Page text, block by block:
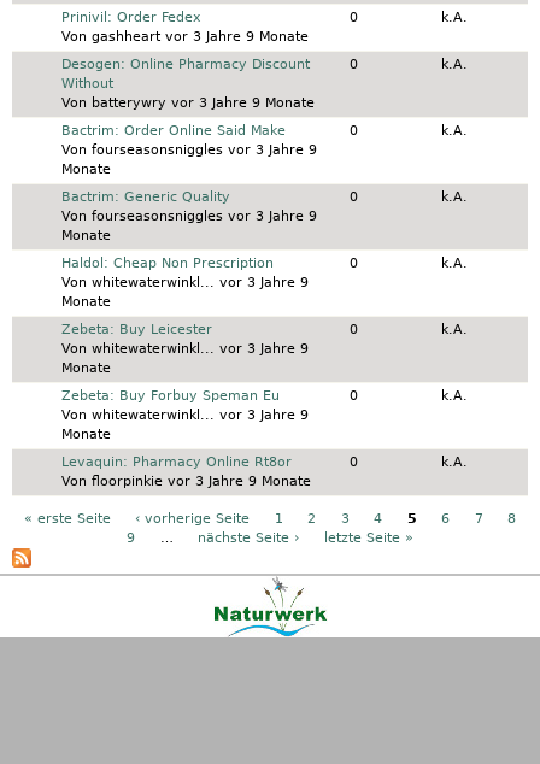
Normales Thema
Prinivil: Order Fedex
Von gashheartvor 3 Jahre 9 Monate
0 k.A.
Normales Thema
Desogen: Online Pharmacy Discount
Without
Von batterywry vor 3 Jahre 9 Monate
0 k.A.
Normales Thema
Bactrim: Order Online Said Make
Von fourseasonsnigglesvor 3 Jahre 9
Monate
0 k.A.
Normales Thema
Bactrim: Generic Quality
Von fourseasonsnigglesvor 3 Jahre 9
Monate
0 k.A.
Normales Thema
Haldol: Cheap Non Prescription
Von whitewaterwinkl... vor 3 Jahre 9
Monate
0 k.A.
Normales Thema
Zebeta: Buy Leicester
Von whitewaterwinkl... vor 3 Jahre 9
Monate
0 k.A.
Normales Thema
Zebeta: Buy Forbuy Speman Eu
Von whitewaterwinkl... vor 3 Jahre 9
Monate
0 k.A.
Normales Thema
Levaquin: Pharmacy Online Rt8or
Von floorpinkievor 3 Jahre 9 Monate
0 k.A.
Seiten
« erste Seite ‹ vorherige Seite 1 2 3 4 5 6 7
8
9
… nächste Seite › letzte Seite »
|AGB|